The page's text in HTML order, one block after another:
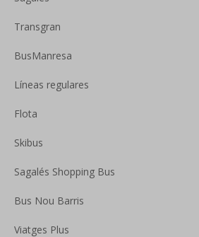
Transgran
BusManresa
Líneas regulares
Flota
Skibus
Sagalés Shopping Bus
Bus Nou Barris
Viatges Plus